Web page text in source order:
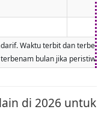
Waktu terbit dan
bulan jika
di 2026 untuk